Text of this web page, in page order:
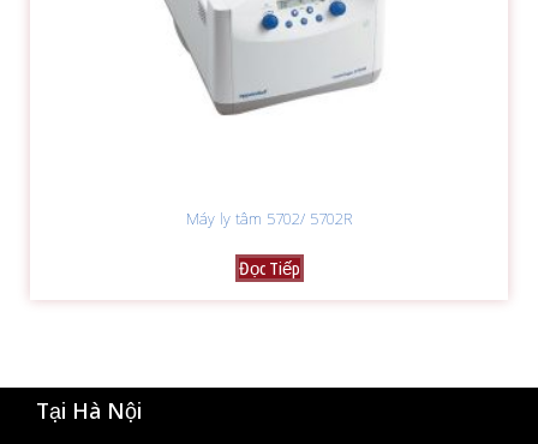
Máy ly tâm 5702/ 5702R
Đọc Tiếp
Tại Hà Nội